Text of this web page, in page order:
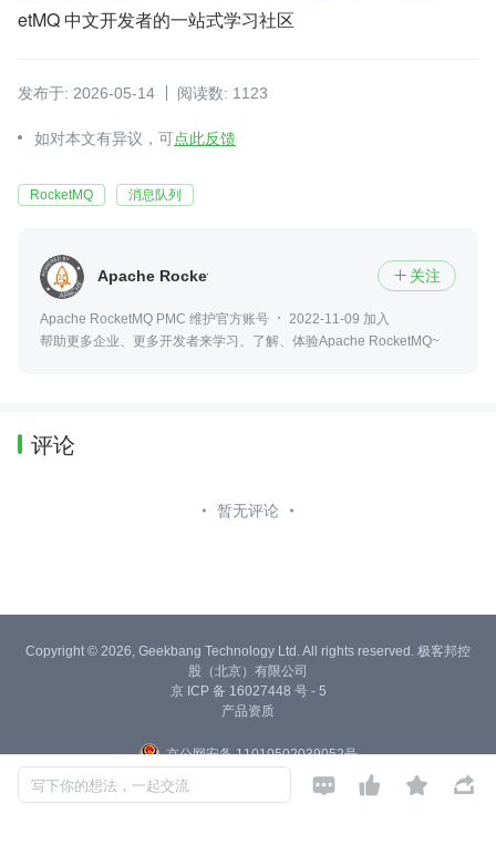
etMQ 中文开发者的一站式学习社区
发布于: 2026-05-14 阅读数: 1123
如对本文有异议，可点此反馈
RocketMQ 消息队列
Apache RocketMQ  关注
Apache RocketMQ PMC 维护官方账号
2022-11-09 加入
帮助更多企业、更多开发者来学习、了解、体验Apache RocketMQ~
评论
暂无评论
写下你的想法，一起交流    
Copyright © 2026, Geekbang Technology Ltd. All rights reserved. 极客邦控
股（北京）有限公司
京 ICP 备 16027448 号 - 5
产品资质
京公网安备 11010502039052号